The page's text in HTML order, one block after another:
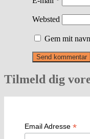
Websted
Gem mit
Tilmeld dig
Email Adresse *